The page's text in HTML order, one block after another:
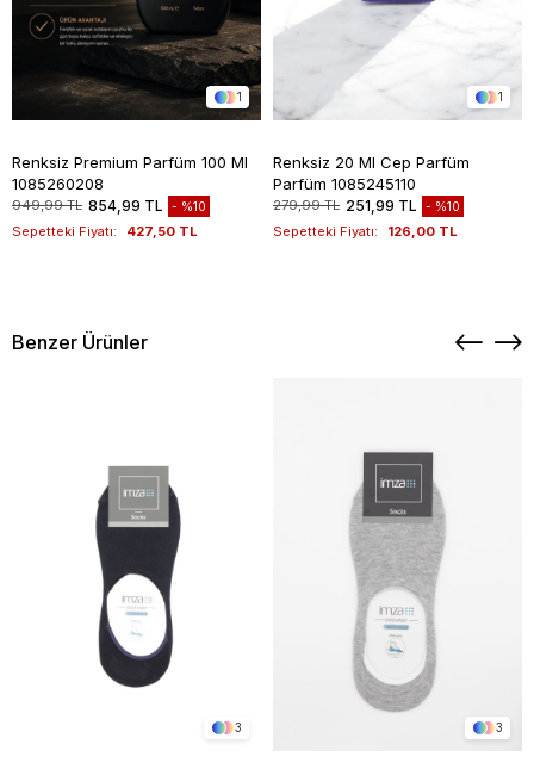
1
Renksiz Premium Parfüm 100 Ml
1085260208
949,99 TL 854,99 TL %10
Sepetteki Fiyatı: 427,50 TL
1
Renksiz 20 Ml Cep Parfüm
Parfüm 1085245110
279,99 TL 251,99 TL %10
Sepetteki Fiyatı: 126,00 TL
Benzer Ürünler
3 3